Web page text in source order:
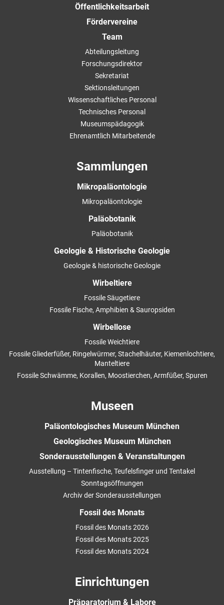
Öffentlichkeitsarbeit
Fördervereine
Team
Abteilungsleitung
Forschungsdirektor
Sekretariat
Sektionsleitungen
Wissenschaftliches Personal
Technisches Personal
Museumspädagogik
Ehrenamtlich Mitarbeitende
Sammlungen
Mikropaläontologie
Mikropaläontologie
Paläobotanik
Paläobotanik
Geologie & Historische Geologie
Geologie & historische Geologie
Wirbeltiere
Fossile Säugetiere
Fossile Fische, Amphibien & Sauropsiden
Wirbellose
Fossile Weichtiere
Fossile Gliederfüßer, Ringelwürmer, Stachelhäuter, Kiemenlochtiere,
Manteltiere
Fossile Schwämme, Korallen, Moostierchen, Armfüßer, Spuren
Museen
Paläontologisches Museum München
Geologisches Museum München
Sonderausstellungen & Veranstaltungen
Ausstellung – Tintenfische, Teufelsfinger und Tentakel
Sonntagsöffnungen
Archiv der Sonderausstellungen
Fossil des Monats
Fossil des Monats 2026
Fossil des Monats 2025
Fossil des Monats 2024
Einrichtungen
Präparatorium & Labore